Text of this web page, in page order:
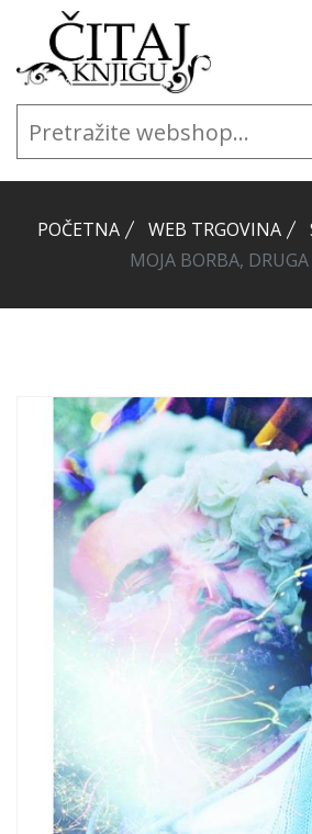
POČETNA WEB TRGOVINA
MOJA BORBA,